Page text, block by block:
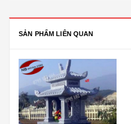
SẢN PHẨM LIÊN QUAN